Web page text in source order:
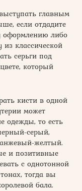
главным
если отдадите
оформлению либо
классической
серьги под
который
кисти в одной
может
одежды, то есть
серый,
желтый.
и позитивные
с однотонной
тогда вы
бала.